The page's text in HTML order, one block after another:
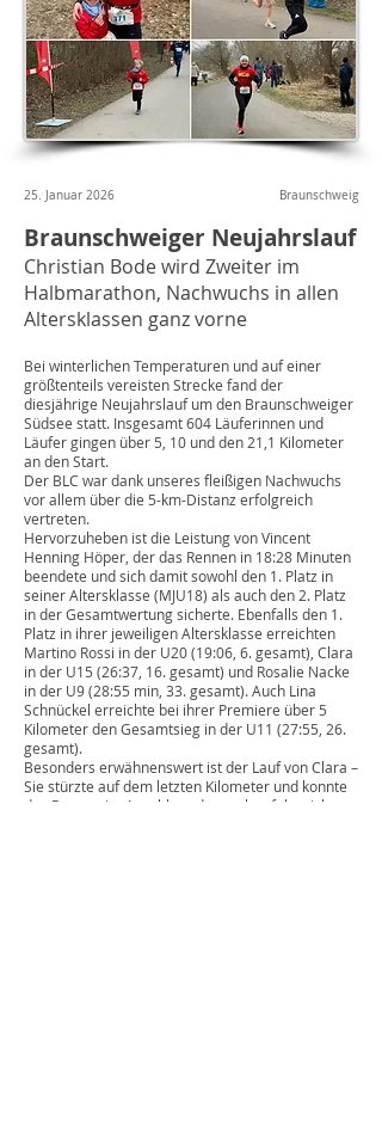
25. Januar 2026 Braunschweig
Braunschweiger Neujahrslauf
Christian Bode wird Zweiter im
Halbmarathon, Nachwuchs in allen
Altersklassen ganz vorne
Bei winterlichen Temperaturen und auf einer
größtenteils vereisten Strecke fand der
diesjährige Neujahrslauf um den Braunschweiger
Südsee statt. Insgesamt 604 Läuferinnen und
Läufer gingen über 5, 10 und den 21,1 Kilometer
an den Start.
Der BLC war dank unseres fleißigen Nachwuchs
vor allem über die 5-km-Distanz erfolgreich
vertreten.
Hervorzuheben ist die Leistung von Vincent
Henning Höper, der das Rennen in 18:28 Minuten
beendete und sich damit sowohl den 1. Platz in
seiner Altersklasse (MJU18) als auch den 2. Platz
in der Gesamtwertung sicherte. Ebenfalls den 1.
Platz in ihrer jeweiligen Altersklasse erreichten
Martino Rossi in der U20 (19:06, 6. gesamt), Clara
in der U15 (26:37, 16. gesamt) und Rosalie Nacke
in der U9 (28:55 min, 33. gesamt). Auch Lina
Schnückel erreichte bei ihrer Premiere über 5
Kilometer den Gesamtsieg in der U11 (27:55, 26.
gesamt).
Besonders erwähnenswert ist der Lauf von Clara –
Sie stürzte auf dem letzten Kilometer und konnte
das Rennen im Anschluss dennoch erfolgreich